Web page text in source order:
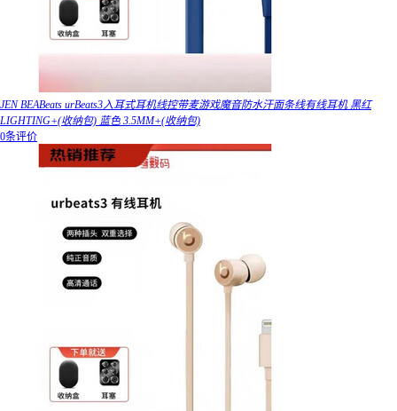
JEN BEABeats urBeats3入耳式耳机线控带麦游戏魔音防水汗面条线有线耳机 黑红
LIGHTING+(收纳包) 蓝色 3.5MM+(收纳包)
0条评价